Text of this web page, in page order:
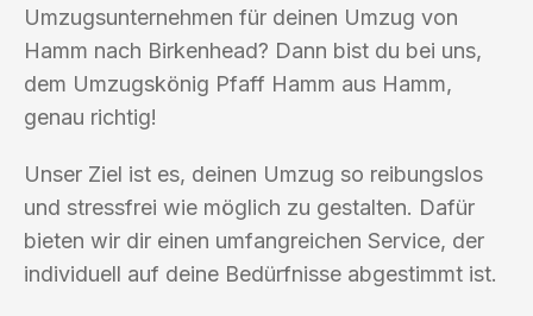
Umzugsunternehmen für deinen Umzug von
Hamm nach Birkenhead? Dann bist du bei uns,
dem Umzugskönig Pfaff Hamm aus Hamm,
genau richtig!
Unser Ziel ist es, deinen Umzug so reibungslos
und stressfrei wie möglich zu gestalten. Dafür
bieten wir dir einen umfangreichen Service, der
individuell auf deine Bedürfnisse abgestimmt ist.